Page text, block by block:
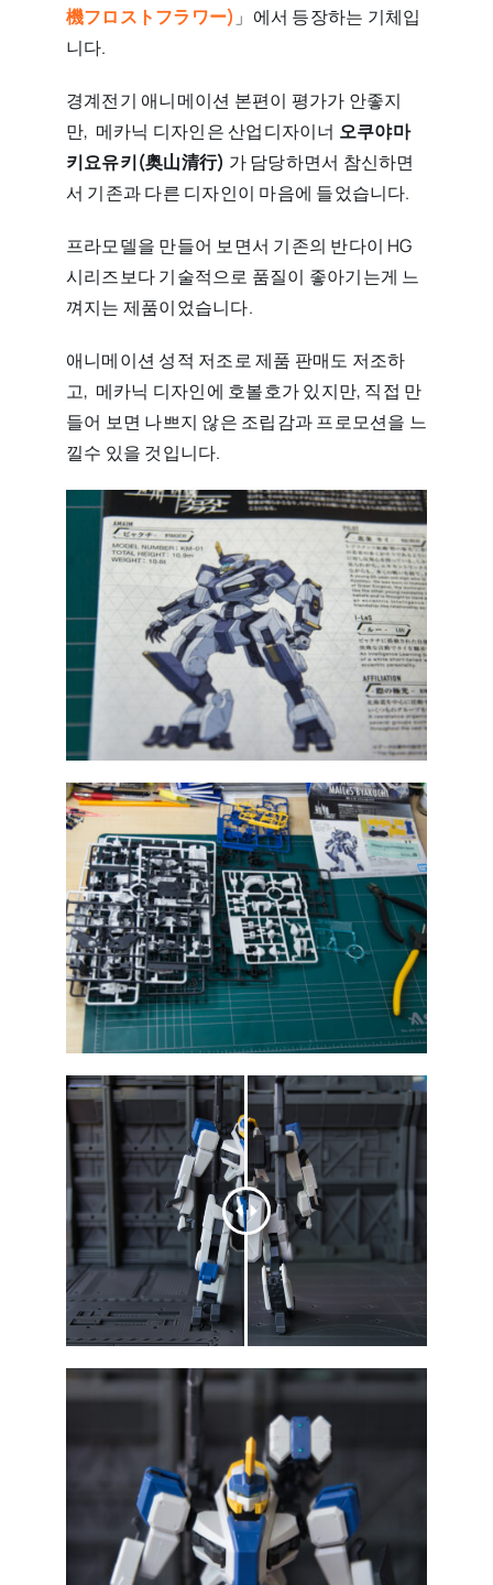
機フロストフラワー) 」에서 등장하는 기체입
니다.
경계전기 애니메이션 본편이 평가가 안좋지
만, 메카닉 디자인은 산업디자이너 오쿠야마
키요유키(奥山清行) 가 담당하면서 참신하면
서 기존과 다른 디자인이 마음에 들었습니다.
프라모델을 만들어 보면서 기존의 반다이 HG
시리즈보다 기술적으로 품질이 좋아기는게 느
껴지는 제품이었습니다.
애니메이션 성적 저조로 제품 판매도 저조하
고, 메카닉 디자인에 호볼호가 있지만, 직접 만
들어 보면 나쁘지 않은 조립감과 프로모션을 느
낄수 있을 것입니다.